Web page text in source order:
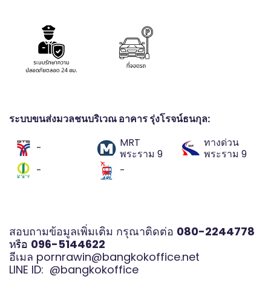
ระบบขนส่งมวลชนบริเวณ อาคาร รุ่งโรจน์ธนกุล:
-
MRT
พระราม 9
ทางด่วน
พระราม 9
-
-
สอบถามข้อมูลเพิ่มเติม กรุณาติดต่อ 080-2244778
หรือ 096-5144622
อีเมล pornrawin@bangkokoffice.net
LINE ID: @bangkokoffice